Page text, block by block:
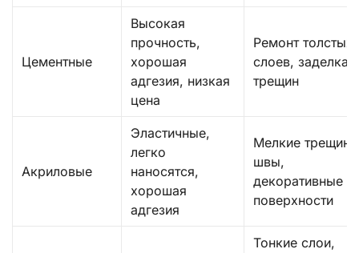
Цементные
Высокая
прочность,
хорошая
адгезия, низкая
цена
Ремонт толстых
слоев, заделка
трещин
Акриловые
Эластичные,
легко
наносятся,
хорошая
адгезия
Мелкие
швы,
декоративные
поверхности
Тонкие слои,